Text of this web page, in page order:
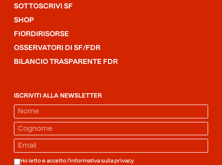
SOTTOSCRIVI SF
SHOP
FIORDIRISORSE
OSSERVATORI DI SF/FDR
BILANCIO TRASPARENTE FDR
ISCRIVITI ALLA NEWSLETTER
Ho letto e accetto l'informativa sulla privacy